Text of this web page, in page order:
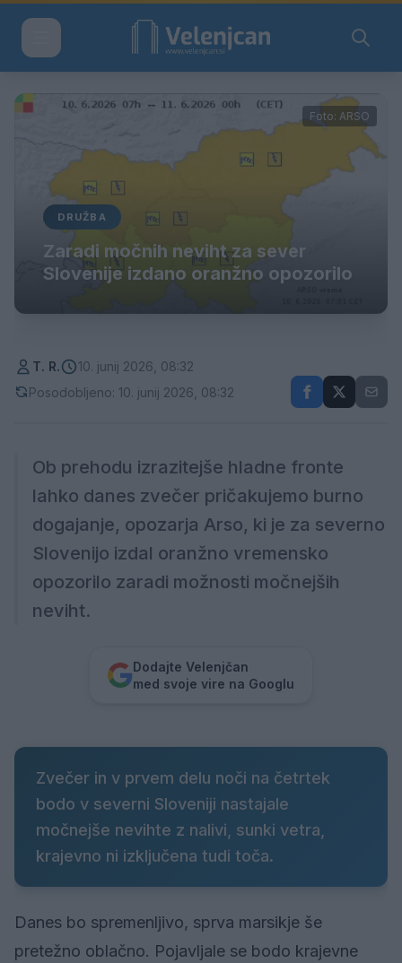
Foto: ARSO
DRUŽBA
Zaradi močnih neviht za sever
Slovenije izdano oranžno opozorilo
T. R.
10. junij 2026, 08:32
Posodobljeno: 10. junij 2026, 08:32
Ob prehodu izrazitejše hladne fronte
lahko danes zvečer pričakujemo burno
dogajanje, opozarja Arso, ki je za severno
Slovenijo izdal oranžno vremensko
opozorilo zaradi možnosti močnejših
neviht.
Dodajte Velenjčan
med svoje vire na Googlu
Zvečer in v prvem delu noči na četrtek
bodo v severni Sloveniji nastajale
močnejše nevihte z nalivi, sunki vetra,
krajevno ni izključena tudi toča.
Danes bo spremenljivo, sprva marsikje še
pretežno oblačno. Pojavljale se bodo krajevne